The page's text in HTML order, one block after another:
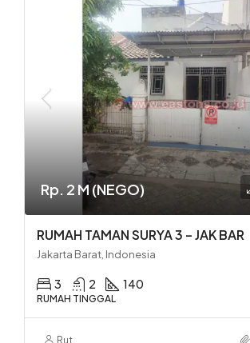
Rp. 2 M (NEGO)
RUMAH TAMAN SURYA 3 – JAK BAR
Jakarta Barat, Indonesia
3 2 140
RUMAH TINGGAL
Rut